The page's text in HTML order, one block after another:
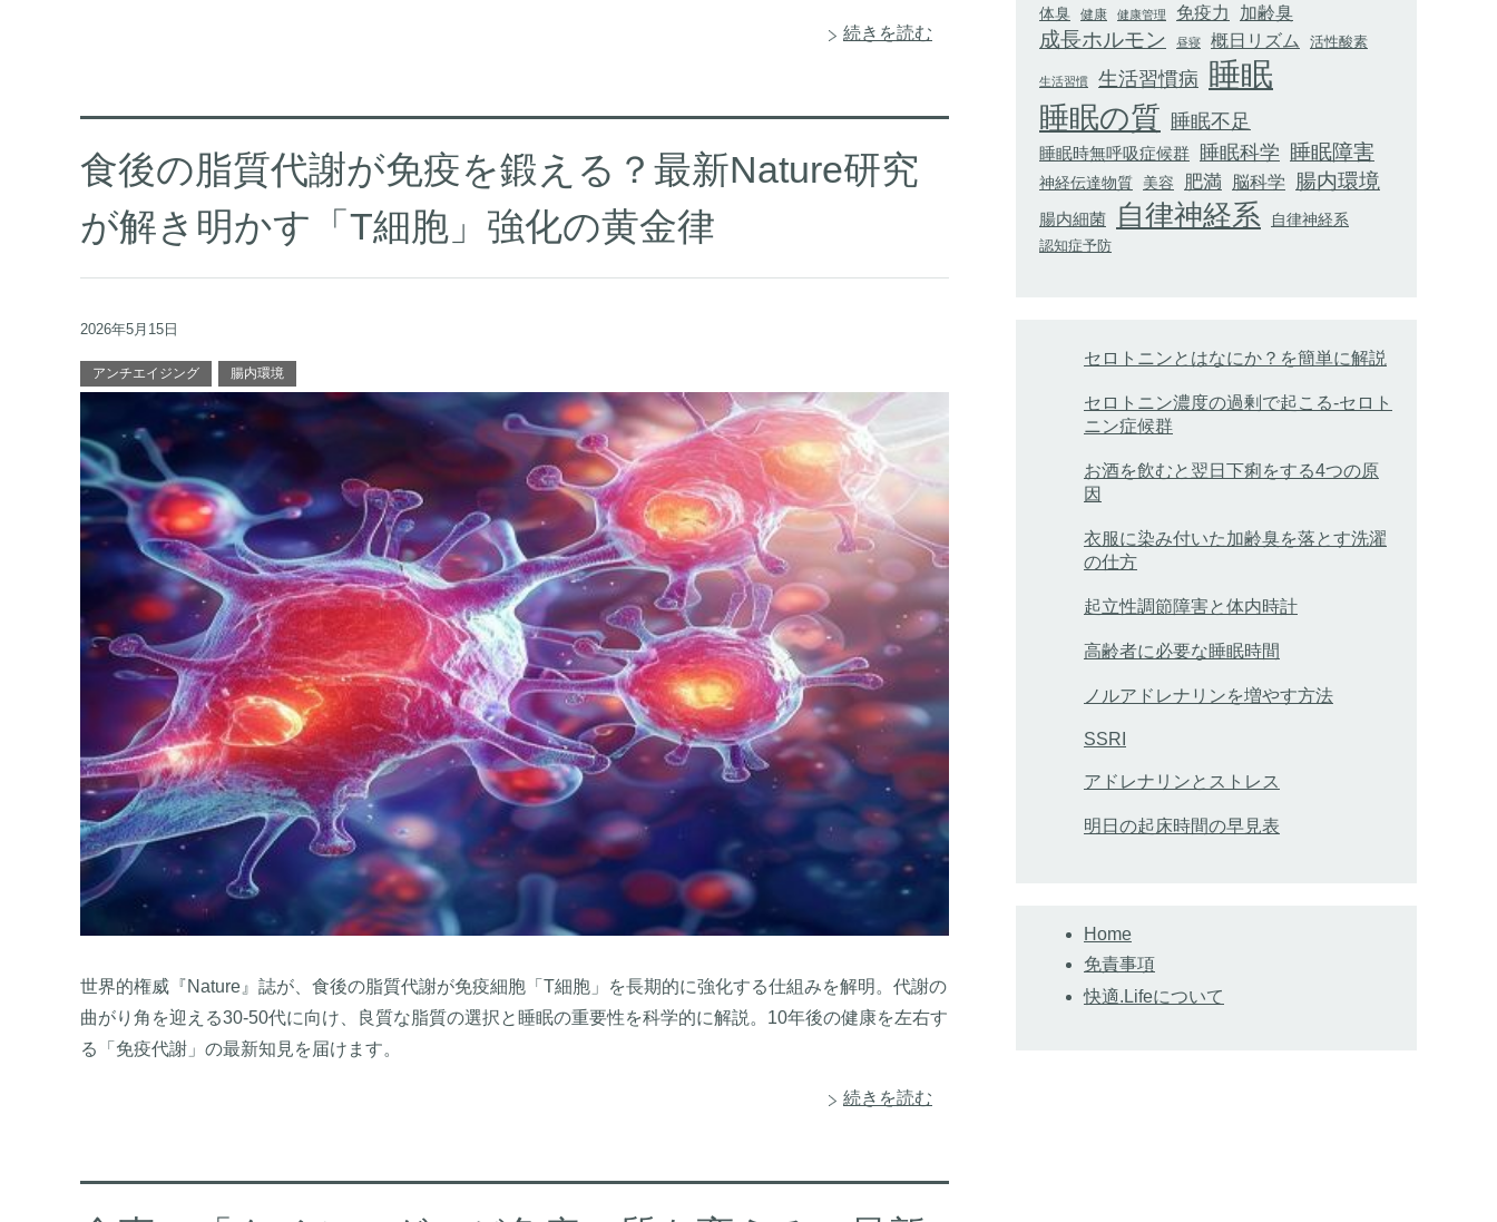
続きを読む
食後の脂質代謝が免疫を鍛える？最新Nature研究
が解き明かす「T細胞」強化の黄金律
2026年5月15日
アンチエイジング 腸内環境
世界的権威『Nature』誌が、食後の脂質代謝が免疫細胞「T細胞」を長期的に強化する仕組みを解明。代謝の
曲がり角を迎える30-50代に向け、良質な脂質の選択と睡眠の重要性を科学的に解説。10年後の健康を左右す
る「免疫代謝」の最新知見を届けます。
続きを読む
体臭 健康 健康管理 免疫力 加齢臭
成長ホルモン 昼寝 概日リズム 活性酸素
生活習慣 生活習慣病 睡眠
睡眠の質 睡眠不足
睡眠時無呼吸症候群 睡眠科学 睡眠障害
神経伝達物質 美容 肥満 脳科学 腸内環境
腸内細菌 自律神経系 自律神経系
認知症予防
セロトニンとはなにか？を簡単に解説
セロトニン濃度の過剰で起こる-セロト
ニン症候群
お酒を飲むと翌日下痢をする4つの原
因
衣服に染み付いた加齢臭を落とす洗濯
の仕方
起立性調節障害と体内時計
高齢者に必要な睡眠時間
ノルアドレナリンを増やす方法
SSRI
アドレナリンとストレス
明日の起床時間の早見表
Home
免責事項
快適.Lifeについて